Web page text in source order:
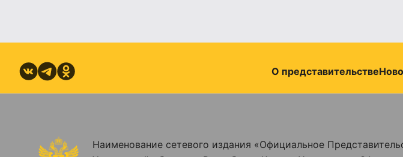
О представительстве
Наименование сетевого издания «Официальное